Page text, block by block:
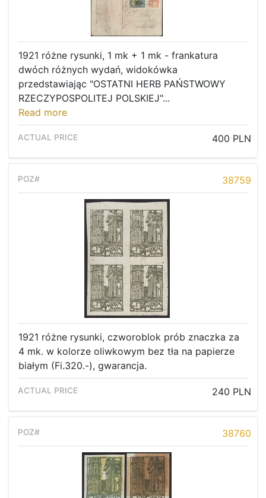
1921 różne rysunki, 1 mk + 1 mk - frankatura
dwóch różnych wydań, widokówka
przedstawiając "OSTATNI HERB PAŃSTWOWY
RZECZYPOSPOLITEJ POLSKIEJ"...
Read more
400 PLN
38759
1921 różne rysunki, czworoblok prób znaczka za
4 mk. w kolorze oliwkowym bez tła na papierze
białym (Fi.320.-), gwarancja.
240 PLN
38760